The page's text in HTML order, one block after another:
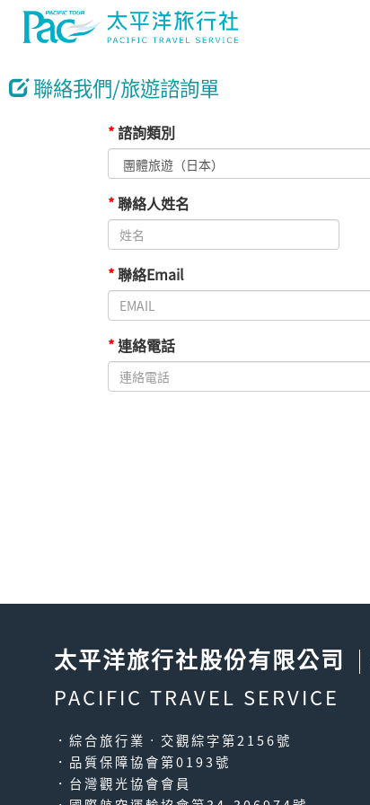
聯絡我們/旅遊諮詢單
*諮詢類別
*聯絡人姓名
*聯絡Email
*連絡電話
太平洋旅行社股份有限公司
PACIFIC TRAVEL SERVICE
．綜合旅行業‧交觀綜字第2156號
．品質保障協會第0193號
．台灣觀光協會會員